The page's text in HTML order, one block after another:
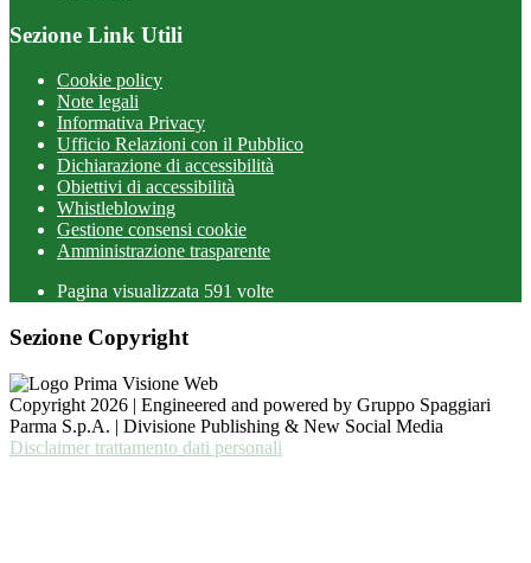
Sezione Link Utili
Cookie policy
Note legali
Informativa Privacy
Ufficio Relazioni con il Pubblico
Dichiarazione di accessibilità
Obiettivi di accessibilità
Whistleblowing
Gestione consensi cookie
Amministrazione trasparente
Pagina visualizzata 591 volte
Sezione Copyright
Copyright 2026 | Engineered and powered by Gruppo Spaggiari
Parma S.p.A. | Divisione Publishing & New Social Media
Disclaimer trattamento dati personali